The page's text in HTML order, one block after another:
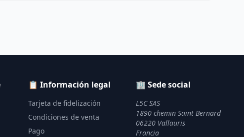
📋 Información legal
Tarjeta de fidelización
Condiciones de venta
Pago
🏢 Sede social
L5C SAS
1890 chemin Saint Bernard
06220 Vallauris
Francia